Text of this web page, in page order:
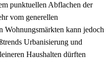
punktuellen Abflachen der
vom generellen
Wohnungsmärkten kann jedoch
Urbanisierung und
Haushalten dürften